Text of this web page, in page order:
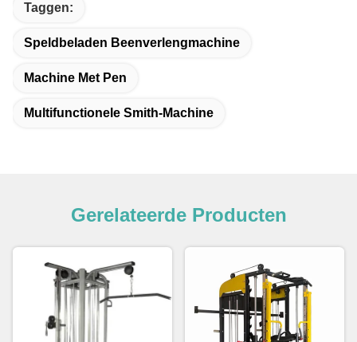
Taggen:
Speldbeladen Beenverlengmachine
Machine Met Pen
Multifunctionele Smith-Machine
Gerelateerde Producten